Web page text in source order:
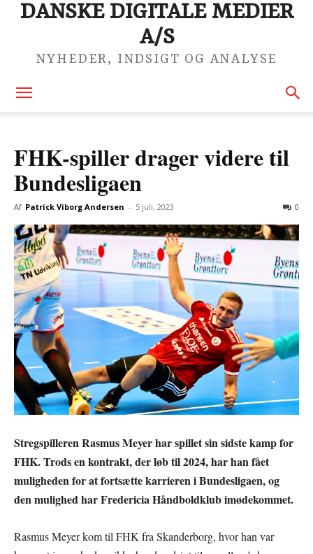
DANSKE DIGITALE MEDIER
A/S
NYHEDER, INDSIGT OG ANALYSE
FHK-spiller drager videre til
Bundesligaen
Af Patrick Viborg Andersen - 5 juli, 2023 0
Stregspilleren Rasmus Meyer har spillet sin sidste kamp for
FHK. Trods en kontrakt, der løb til 2024, har han fået
muligheden for at fortsætte karrieren i Bundesligaen, og
den mulighed har Fredericia Håndboldklub imødekommet.
Rasmus Meyer kom til FHK fra Skanderborg, hvor han var